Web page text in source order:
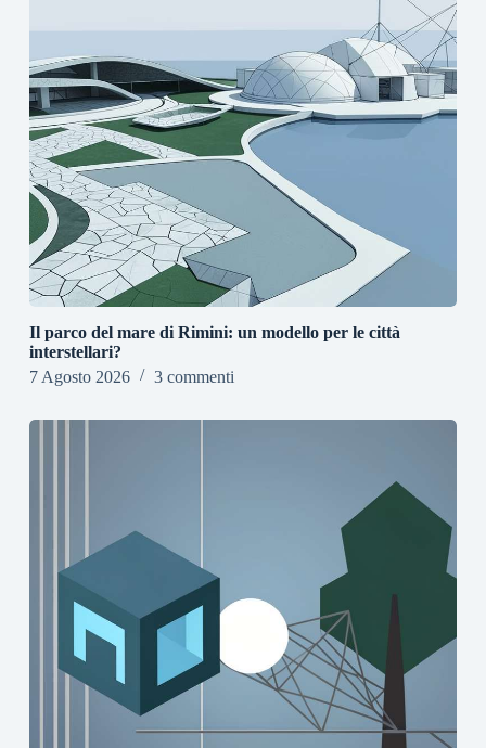
Il parco del mare di Rimini: un modello per le città
interstellari?
7 Agosto 2026
3 commenti